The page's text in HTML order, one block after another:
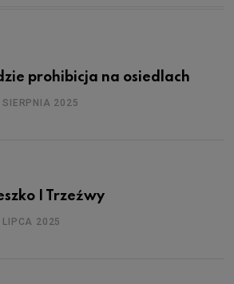
prohibicja na osiedlach
SIERPNIA 2025
I Trzeźwy
LIPCA 2025